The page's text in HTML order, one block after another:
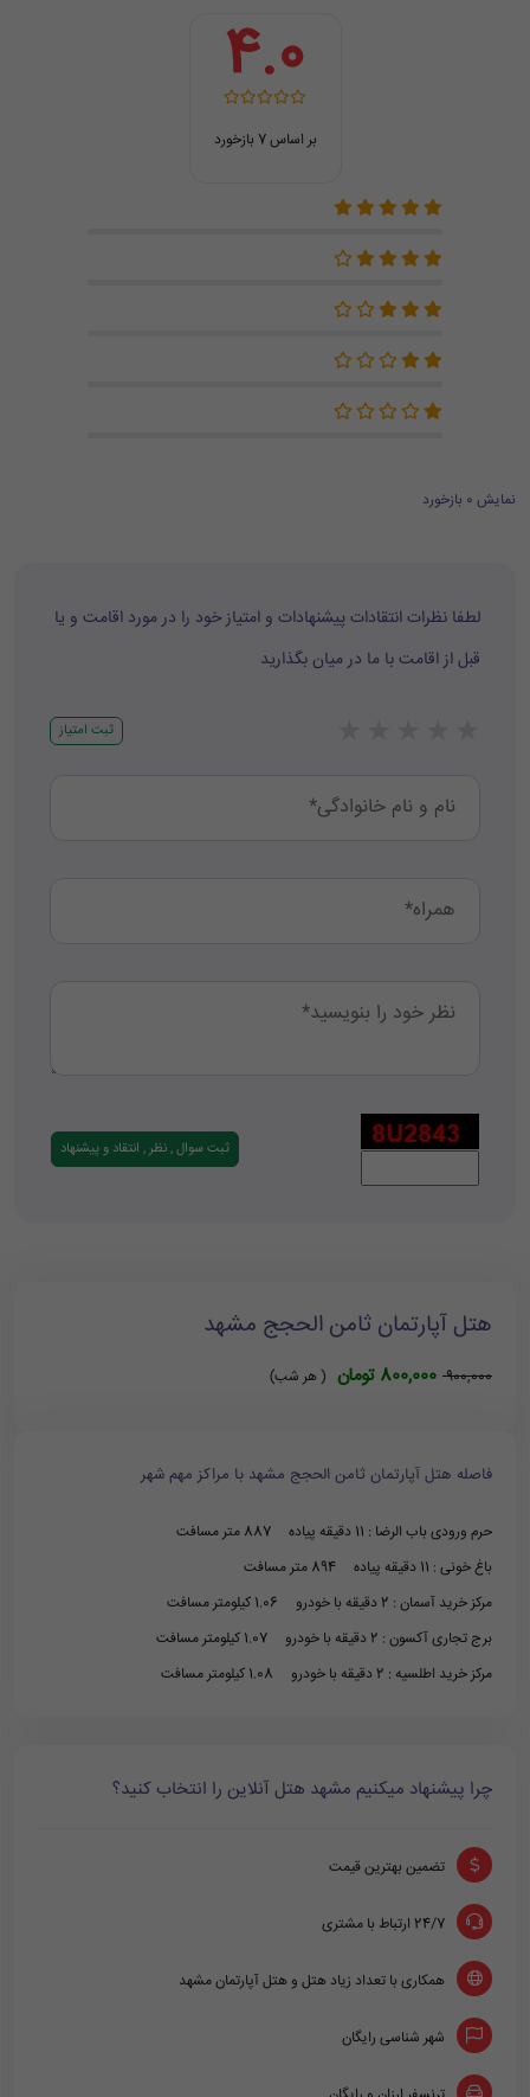
4.0
بر اساس 7 بازخورد
نمایش 0 بازخورد
لطفا نظرات انتقادات پیشنهادات و امتیاز خود را در مورد اقامت و یا
قبل از اقامت با ما در میان بگذارید
ثبت امتیاز
هتل آپارتمان ثامن الحجج مشهد
900,000 800,000 تومان ( هر شب)
فاصله هتل آپارتمان ثامن الحجج مشهد با مراکز مهم شهر
حرم ورودی باب الرضا : 11 دقیقه پیاده 887 متر مسافت
باغ خونی : 11 دقیقه پیاده 894 متر مسافت
مرکز خرید آسمان : 2 دقیقه با خودرو 1.06 کیلومتر مسافت
برج تجاری آکسون : 2 دقیقه با خودرو 1.07 کیلومتر مسافت
مرکز خرید اطلسیه : 2 دقیقه با خودرو 1.08 کیلومتر مسافت
چرا پیشنهاد میکنیم مشهد هتل آنلاین را انتخاب کنید؟
تضمین بهترین قیمت
24/7 ارتباط با مشتری
همکاری با تعداد زیاد هتل و هتل آپارتمان مشهد
شهر شناسی رایگان